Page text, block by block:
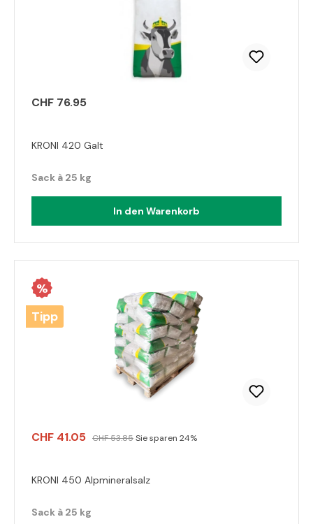
CHF 76.95
KRONI 420 Galt
Sack à 25 kg
In den Warenkorb
%
Tipp
CHF 41.05 CHF 53.85Sie sparen 24%
KRONI 450 Alpmineralsalz
Sack à 25 kg